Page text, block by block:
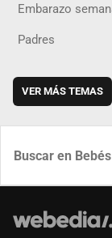
Embarazo
Padres
VER MÁS TEMAS